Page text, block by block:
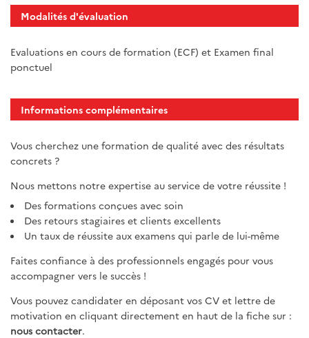
Modalités d'évaluation
Evaluations en cours de formation (ECF) et Examen final
ponctuel
Informations complémentaires
Vous cherchez une formation de qualité avec des résultats
concrets ?
Nous mettons notre expertise au service de votre réussite !
Des formations conçues avec soin
Des retours stagiaires et clients excellents
Un taux de réussite aux examens qui parle de lui-même
Faites confiance à des professionnels engagés pour vous
accompagner vers le succès !
Vous pouvez candidater en déposant vos CV et lettre de
motivation en cliquant directement en haut de la fiche sur :
nous contacter.